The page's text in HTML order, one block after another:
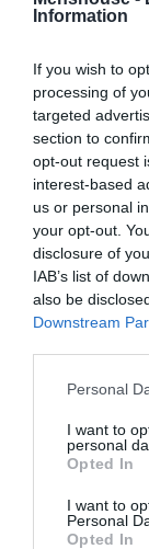
Information
If you wish to
processing of
targeted
section to
opt-out request
interest-based
us or personal
your opt-out.
disclosure of
IAB’s list of
also be
Downstream
Personal
I want to
personal
Opted In
I want to
Personal
Opted In